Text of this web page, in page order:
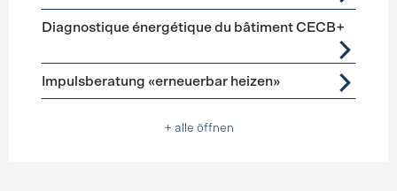
Diagnostique énergétique du bâtiment CECB+
Impulsberatung «erneuerbar heizen»
+ alle öffnen